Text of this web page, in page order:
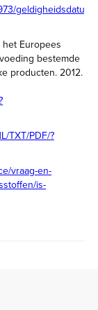
het Europees
bestemde
producten. 2012.
TXT/PDF/?
vraag-en-
is-